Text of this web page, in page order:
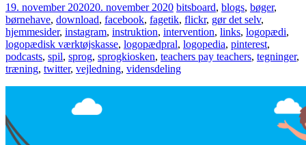
19. november 202020. november 2020 bitsboard, blogs, bøger,
børnehave, download, facebook, fagetik, flickr, gør det selv,
hjemmesider, instagram, instruktion, intervention, links, logopædi,
logopædisk værktøjskasse, logopædpral, logopedia, pinterest,
podcasts, spil, sprog, sprogkiosken, teachers pay teachers, tegninger,
træning, twitter, vejledning, vidensdeling